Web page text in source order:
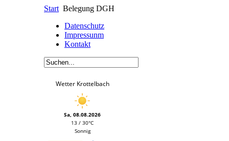
Start Belegung DGH
Datenschutz
Impressunm
Kontakt
Wetter Krottelbach
Sa, 08.08.2026
13 / 30°C
Sonnig